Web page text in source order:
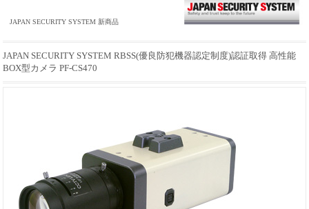
JAPAN SECURITY SYSTEM 新商品
JAPAN SECURITY SYSTEM RBSS(優良防犯機器認定制度)認証取得 高性能
BOX型カメラ PF-CS470